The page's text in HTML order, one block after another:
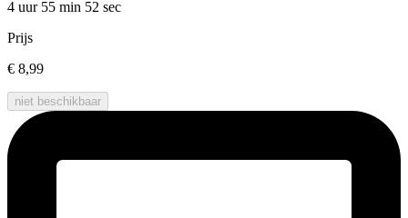
4 uur 55 min 52 sec
Prijs
€ 8,99
niet beschikbaar